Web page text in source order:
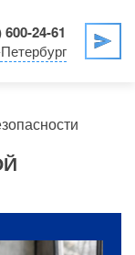
600-24-61